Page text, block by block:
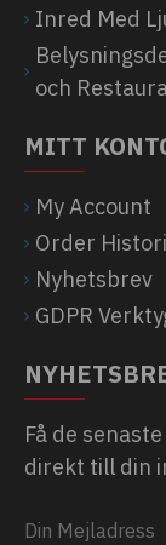
Inred Med
och
MITT
My Account
Order
Nyhetsbrev
GDPR
Få de
direkt till din